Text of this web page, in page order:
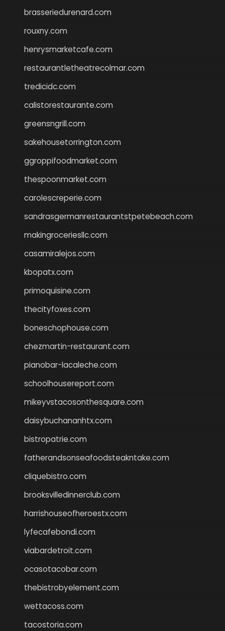
brasseriedurenard.com
rouxny.com
henrysmarketcafe.com
restaurantletheatrecolmar.com
tredicidc.com
calistorestaurante.com
greensngrill.com
sakehousetorrington.com
ggroppifoodmarket.com
thespoonmarket.com
carolescreperie.com
sandrasgermanrestaurantstpetebeach.com
makingroceriesllc.com
casamiralejos.com
kbopatx.com
primoquisine.com
thecityfoxes.com
boneschophouse.com
chezmartin-restaurant.com
pianobar-lacaleche.com
schoolhousereport.com
mikeyvstacosonthesquare.com
daisybuchananhtx.com
bistropatrie.com
fatherandsonseafoodsteakntake.com
cliquebistro.com
brooksvilledinnerclub.com
harrishouseofheroestx.com
lyfecafebondi.com
viabardetroit.com
ocasotacobar.com
thebistrobyelement.com
wettacoss.com
tacostoria.com